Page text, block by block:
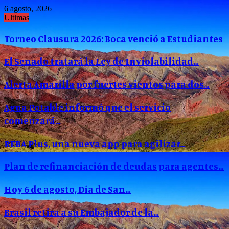
6 agosto, 2026
Ultimas
Torneo Clausura 2026: Boca venció a Estudiantes
El Senado tratará la Ley de Inviolabilidad…
Alerta Amarilla por fuertes vientos para dos…
Agua Potable informó que el servicio
comenzará…
REBA Plus, una nueva app para agilizar…
Plan de refinanciación de deudas para agentes…
Hoy 6 de agosto, Día de San…
Brasil retira a su Embajador de la…